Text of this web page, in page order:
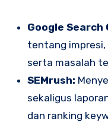
Google Search
tentang
serta masalah
SEMrush:
sekaligus
dan ranking